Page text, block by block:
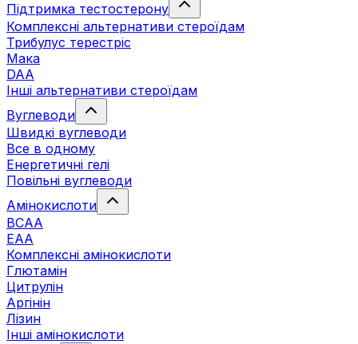
Підтримка тестостерону
Комплексні альтернативи стероїдам
Трибулус терестріс
Мака
DAA
Інші альтернативи стероїдам
Вуглеводи
Швидкі вуглеводи
Все в одному
Енергетичні гелі
Повільні вуглеводи
Амінокислоти
BCAA
EAA
Комплексні амінокислоти
Глютамін
Цитрулін
Аргінін
Лізин
Інші амінокислоти